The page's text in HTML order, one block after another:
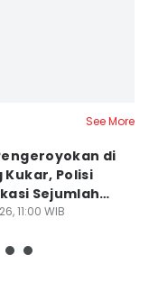
See More
di
Kukar, Polisi
Sejumlah
11:00 WIB